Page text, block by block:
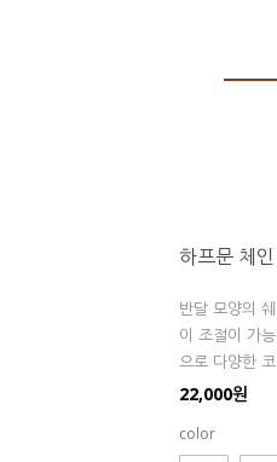
하프문 체
반달 모양의
이 조절이 가
으로 다양한
22,000원
color